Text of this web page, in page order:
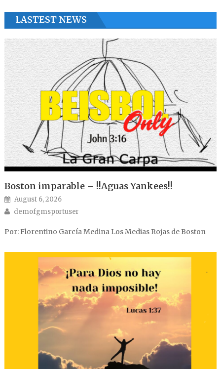
LASTEST NEWS
Boston imparable – !!Aguas Yankees!!
Posted on
August 6, 2026
Author
demofgmsportuser
Por: Florentino García Medina Los Medias Rojas de Boston